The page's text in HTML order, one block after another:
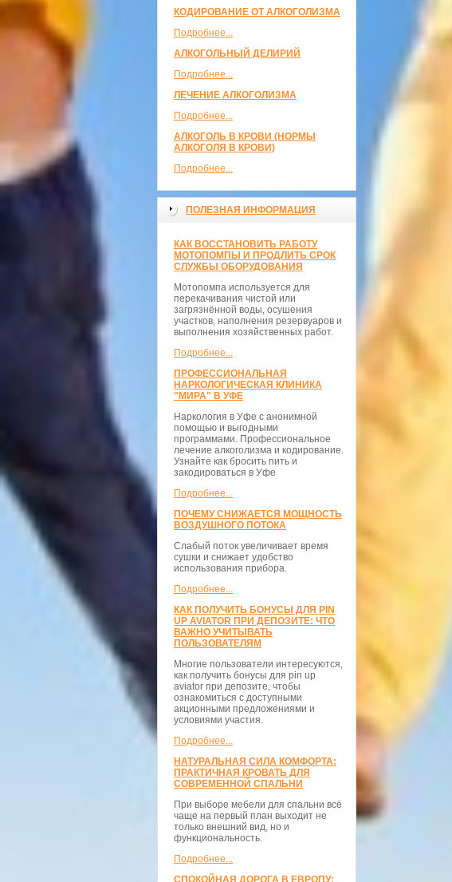
КОДИРОВАНИЕ ОТ АЛКОГОЛИЗМА
Подробнее...
АЛКОГОЛЬНЫЙ ДЕЛИРИЙ
Подробнее...
ЛЕЧЕНИЕ АЛКОГОЛИЗМА
Подробнее...
АЛКОГОЛЬ В КРОВИ (НОРМЫ
АЛКОГОЛЯ В КРОВИ)
Подробнее...
ПОЛЕЗНАЯ ИНФОРМАЦИЯ
КАК ВОССТАНОВИТЬ РАБОТУ
МОТОПОМПЫ И ПРОДЛИТЬ СРОК
СЛУЖБЫ ОБОРУДОВАНИЯ
Мотопомпа используется для
перекачивания чистой или
загрязнённой воды, осушения
участков, наполнения резервуаров и
выполнения хозяйственных работ.
Подробнее...
ПРОФЕССИОНАЛЬНАЯ
НАРКОЛОГИЧЕСКАЯ КЛИНИКА
"МИРА" В УФЕ
Наркология в Уфе с анонимной
помощью и выгодными
программами. Профессиональное
лечение алкоголизма и кодирование.
Узнайте как бросить пить и
закодироваться в Уфе
Подробнее...
ПОЧЕМУ СНИЖАЕТСЯ МОЩНОСТЬ
ВОЗДУШНОГО ПОТОКА
Слабый поток увеличивает время
сушки и снижает удобство
использования прибора.
Подробнее...
КАК ПОЛУЧИТЬ БОНУСЫ ДЛЯ PIN
UP AVIATOR ПРИ ДЕПОЗИТЕ: ЧТО
ВАЖНО УЧИТЫВАТЬ
ПОЛЬЗОВАТЕЛЯМ
Многие пользователи интересуются,
как получить бонусы для pin up
aviator при депозите, чтобы
ознакомиться с доступными
акционными предложениями и
условиями участия.
Подробнее...
НАТУРАЛЬНАЯ СИЛА КОМФОРТА:
ПРАКТИЧНАЯ КРОВАТЬ ДЛЯ
СОВРЕМЕННОЙ СПАЛЬНИ
При выборе мебели для спальни всё
чаще на первый план выходит не
только внешний вид, но и
функциональность.
Подробнее...
СПОКОЙНАЯ ДОРОГА В ЕВРОПУ: